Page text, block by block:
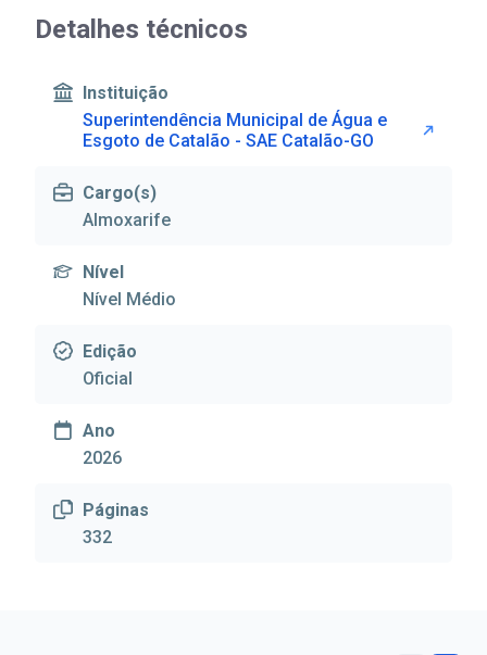
Detalhes técnicos
Instituição
Superintendência Municipal de Água e
Esgoto de Catalão - SAE Catalão-GO
Cargo(s)
Almoxarife
Nível
Nível Médio
Edição
Oficial
Ano
2026
Páginas
332